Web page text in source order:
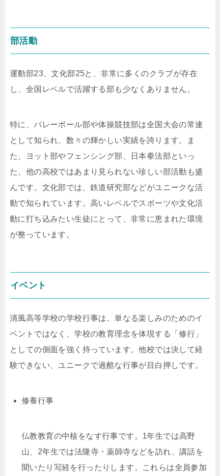
部活動
運動部23、文化部25と、非常に多くのクラブが存在
し、全国レベルで活躍する部も少なくありません。
特に、バレーボール部や体操競技部は全国大会の常連
として知られ、数々の輝かしい実績を誇ります。ま
た、ヨット部やフェンシング部、日本拳法部といっ
た、他の高校ではあまり見られない珍しい部活動も盛
んです。文化部では、鉄道研究部などがユニークな活
動で知られています。高いレベルでスポーツや文化活
動に打ち込みたい生徒にとって、非常に恵まれた環境
が整っています。
イベント
清風高等学校の学校行事は、単なる楽しみのためのイ
ベントではなく、学校の教育理念を体現する「修行」
としての側面を強く持っています。他校では決して経
験できない、ユニークで過酷な行事が目白押しです。
修養行事
仏教教育の中核をなす行事です。1年生では高野
山、2年生では法隆寺・薬師寺などを訪れ、講話を
聞いたり写経を行ったりします。これらは全員参加